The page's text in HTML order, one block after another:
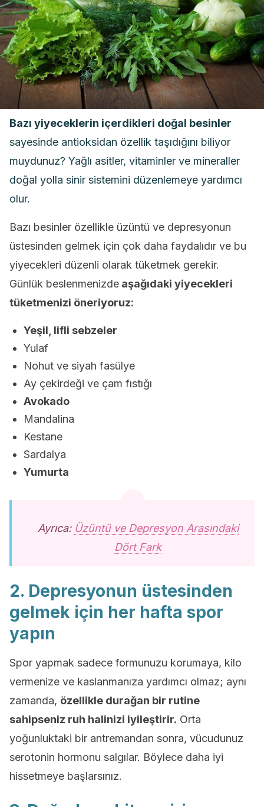
Bazı yiyeceklerin içerdikleri doğal besinler
sayesinde antioksidan özellik taşıdığını biliyor
muydunuz? Yağlı asitler, vitaminler ve mineraller
doğal yolla sinir sistemini düzenlemeye yardımcı
olur.
Bazı besinler özellikle üzüntü ve depresyonun
üstesinden gelmek için çok daha faydalıdır ve bu
yiyecekleri düzenli olarak tüketmek gerekir.
Günlük beslenmenizde aşağıdaki yiyecekleri
tüketmenizi öneriyoruz:
Yeşil, lifli sebzeler
Yulaf
Nohut ve siyah fasülye
Ay çekirdeği ve çam fıstığı
Avokado
Mandalina
Kestane
Sardalya
Yumurta
Ayrıca: Üzüntü ve Depresyon Arasındaki
Dört Fark
2. Depresyonun üstesinden
gelmek için her hafta spor
yapın
Spor yapmak sadece formunuzu korumaya, kilo
vermenize ve kaslanmanıza yardımcı olmaz; aynı
zamanda, özellikle durağan bir rutine
sahipseniz ruh halinizi iyileştirir. Orta
yoğunluktaki bir antremandan sonra, vücudunuz
serotonin hormonu salgılar. Böylece daha iyi
hissetmeye başlarsınız.